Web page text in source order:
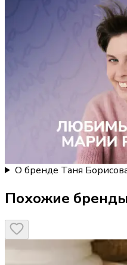
О бренде Таня
Похожие бренды